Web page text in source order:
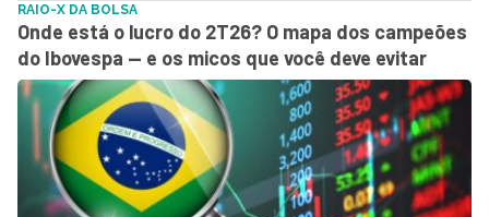
RAIO-X DA BOLSA
Onde está o lucro do 2T26? O mapa dos campeões
do Ibovespa — e os micos que você deve evitar